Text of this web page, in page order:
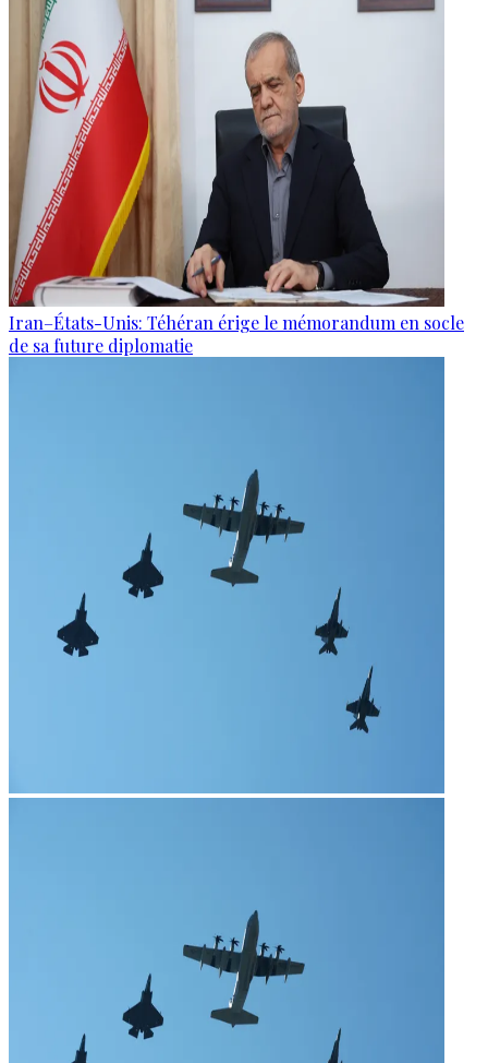
Iran–États-Unis: Téhéran érige le mémorandum en socle
de sa future diplomatie